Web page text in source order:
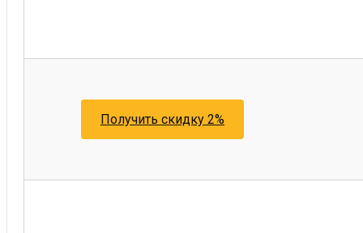
Получить скидку 2%